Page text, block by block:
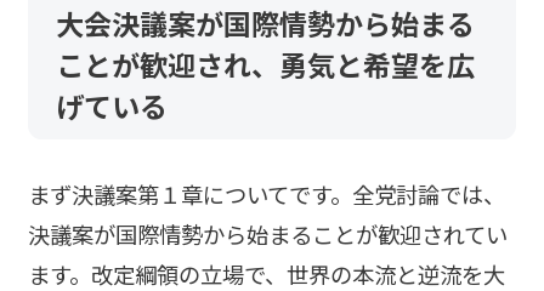
大会決議案が国際情勢から始まる
ことが歓迎され、勇気と希望を広
げている
まず決議案第１章についてです。全党討論では、
決議案が国際情勢から始まることが歓迎されてい
ます。改定綱領の立場で、世界の本流と逆流を大